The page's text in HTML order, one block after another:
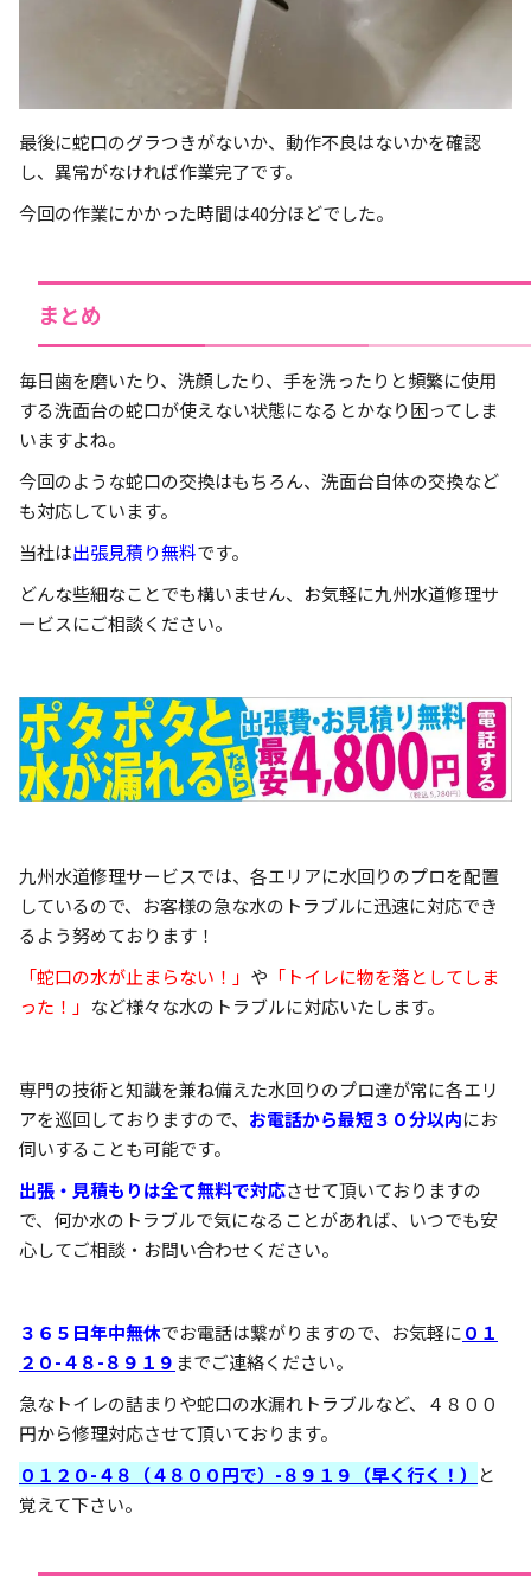
最後に蛇口のグラつきがないか、動作不良はないかを確認
し、異常がなければ作業完了です。
今回の作業にかかった時間は40分ほどでした。
まとめ
毎日歯を磨いたり、洗顔したり、手を洗ったりと頻繁に使用
する洗面台の蛇口が使えない状態になるとかなり困ってしま
いますよね。
今回のような蛇口の交換はもちろん、洗面台自体の交換など
も対応しています。
当社は出張見積り無料です。
どんな些細なことでも構いません、お気軽に九州水道修理サ
ービスにご相談ください。
九州水道修理サービスでは、各エリアに水回りのプロを配置
しているので、お客様の急な水のトラブルに迅速に対応でき
るよう努めております！
「蛇口の水が止まらない！」 や 「トイレに物を落としてしま
った！」 など様々な水のトラブルに対応いたします。
専門の技術と知識を兼ね備えた水回りのプロ達が常に各エリ
アを巡回しておりますので、 お電話から最短３０分以内にお
伺いすることも可能です。
出張・見積もりは全て無料で対応させて頂いておりますの
で、何か水のトラブルで気になることがあれば、いつでも安
心してご相談・お問い合わせください。
３６５日年中無休でお電話は繋がりますので、お気軽に０１
２０-４８-８９１９ までご連絡ください。
急なトイレの詰まりや蛇口の水漏れトラブルなど、４８００
円から修理対応させて頂いております。
０１２０-４８（４８００円で）-８９１９（早く行く！）
と
覚えて下さい。